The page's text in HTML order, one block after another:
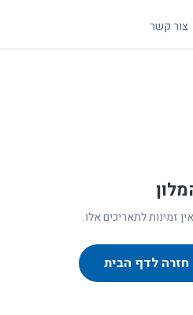
צור קשר
זמינות לתאריכים אלו.
חזרה לדף הבית